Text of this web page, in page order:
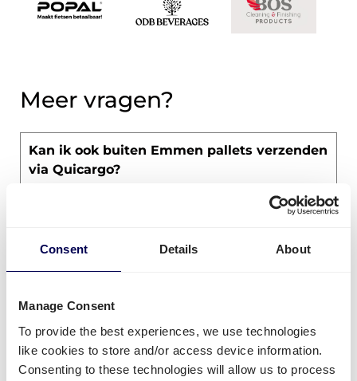
Consent Details About
Manage Consent
To provide the best experiences, we use technologies
like cookies to store and/or access device information.
Consenting to these technologies will allow us to process
Meer vragen?
Kan ik ook buiten Emmen pallets verzenden
via Quicargo?
vervoerders
is het niet alleen mogelijk om in Emmen
Nederland
en zelfs in veelandere
Europese
landen.
Bieden jullie duurzaam transport aan?
De helft van alle koeriersbussen rijdt leeg of